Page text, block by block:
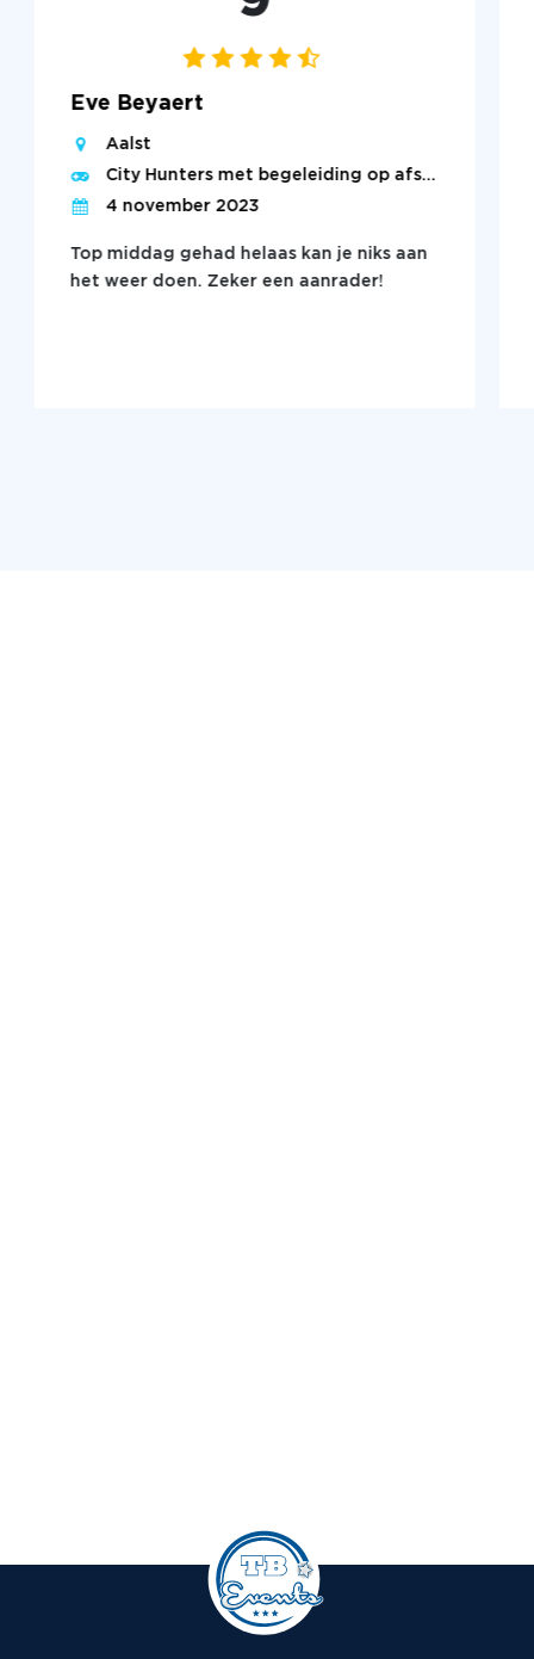
Eve Beyaert
Aalst
City Hunters met begeleiding op afstand
4 november 2023
Top middag gehad helaas kan je niks aan
het weer doen. Zeker een aanrader!